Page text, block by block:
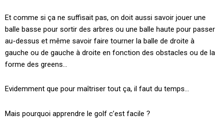
Et comme si ça ne suffisait pas, on doit aussi savoir jouer une
balle basse pour sortir des arbres ou une balle haute pour passer
au-dessus et même savoir faire tourner la balle de droite à
gauche ou de gauche à droite en fonction des obstacles ou de la
forme des greens…
Evidemment que pour maîtriser tout ça, il faut du temps…
Mais pourquoi apprendre le golf c’est facile ?